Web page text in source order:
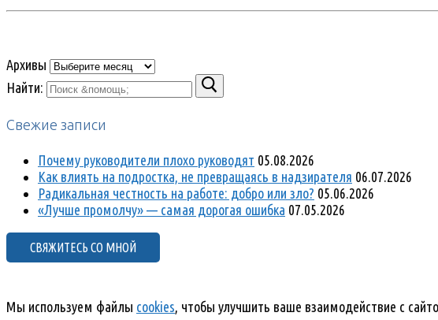
Архивы
Найти:
Свежие записи
Почему руководители плохо руководят 05.08.2026
Как влиять на подростка, не превращаясь в надзирателя 06.07.2026
Радикальная честность на работе: добро или зло? 05.06.2026
«Лучше промолчу» — самая дорогая ошибка 07.05.2026
СВЯЖИТЕСЬ СО МНОЙ
Мы используем файлы cookies , чтобы улучшить ваше взаимодействие с